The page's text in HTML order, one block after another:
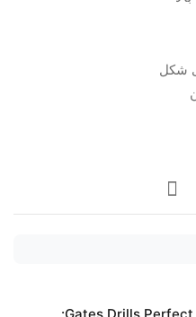
شکل